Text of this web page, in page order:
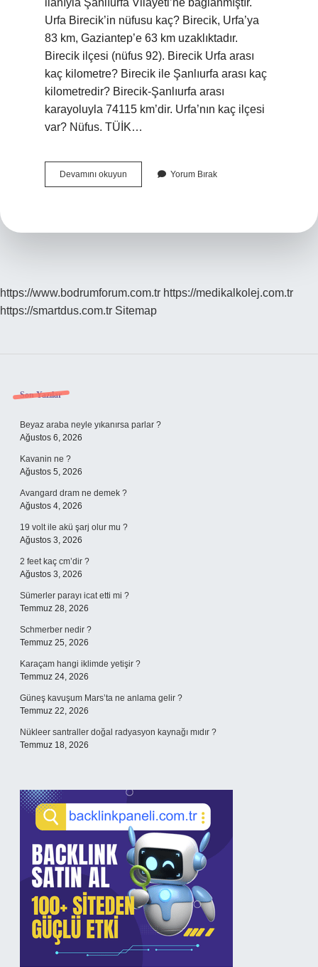
ilanıyla Şanlıurfa Vilayeti’ne bağlanmıştır.
Urfa Birecik’in nüfusu kaç? Birecik, Urfa’ya
83 km, Gaziantep’e 63 km uzaklıktadır.
Birecik ilçesi (nüfus 92). Birecik Urfa arası
kaç kilometre? Birecik ile Şanlıurfa arası kaç
kilometredir? Birecik-Şanlıurfa arası
karayoluyla 74115 km’dir. Urfa’nın kaç ilçesi
var? Nüfus. TÜİK…
Devamını okuyun
Nereye
Yorum Bırak
https://www.bodrumforum.com.tr https://medikalkolej.com.tr
https://smartdus.com.tr Sitemap
Sidebar
Son Yazılar
Beyaz araba neyle yıkanırsa parlar ?
Ağustos 6, 2026
Kavanin ne ?
Ağustos 5, 2026
Avangard dram ne demek ?
Ağustos 4, 2026
19 volt ile akü şarj olur mu ?
Ağustos 3, 2026
2 feet kaç cm’dir ?
Ağustos 3, 2026
Sümerler parayı icat etti mi ?
Temmuz 28, 2026
Schmerber nedir ?
Temmuz 25, 2026
Karaçam hangi iklimde yetişir ?
Temmuz 24, 2026
Güneş kavuşum Mars’ta ne anlama gelir ?
Temmuz 22, 2026
Nükleer santraller doğal radyasyon kaynağı mıdır ?
Temmuz 18, 2026